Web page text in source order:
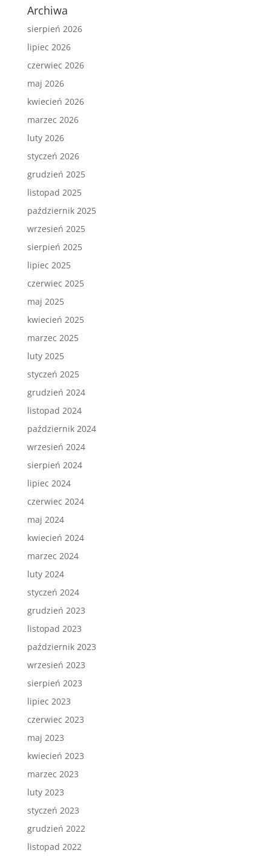
Archiwa
sierpień 2026
lipiec 2026
czerwiec 2026
maj 2026
kwiecień 2026
marzec 2026
luty 2026
styczeń 2026
grudzień 2025
listopad 2025
październik 2025
wrzesień 2025
sierpień 2025
lipiec 2025
czerwiec 2025
maj 2025
kwiecień 2025
marzec 2025
luty 2025
styczeń 2025
grudzień 2024
listopad 2024
październik 2024
wrzesień 2024
sierpień 2024
lipiec 2024
czerwiec 2024
maj 2024
kwiecień 2024
marzec 2024
luty 2024
styczeń 2024
grudzień 2023
listopad 2023
październik 2023
wrzesień 2023
sierpień 2023
lipiec 2023
czerwiec 2023
maj 2023
kwiecień 2023
marzec 2023
luty 2023
styczeń 2023
grudzień 2022
listopad 2022